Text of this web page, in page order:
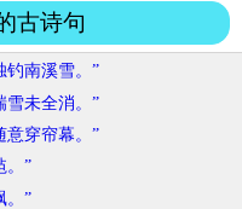
古诗句
钓南溪雪。”
雪未全消。”
意穿帘幕。”
。”
。”